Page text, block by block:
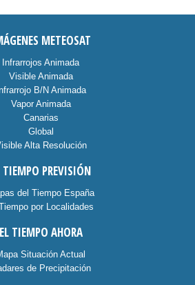
METEOSAT
Infrarrojos Animada
Visible Animada
B/N Animada
Vapor Animada
Canarias
Global
Alta Resolución
TIEMPO PREVISIÓN
del Tiempo España
por Localidades
EL TIEMPO AHORA
Situación Actual
de Precipitación